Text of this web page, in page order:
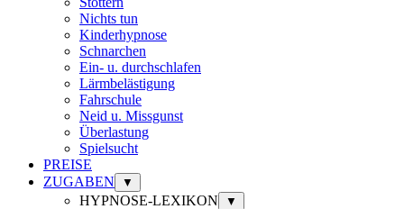
Nichts tun
Kinderhypnose
Schnarchen
Ein- u. durchschlafen
Lärmbelästigung
Fahrschule
Neid u. Missgunst
Überlastung
Spielsucht
PREISE
ZUGABEN
▼
HYPNOSE-LEXIKON ▼